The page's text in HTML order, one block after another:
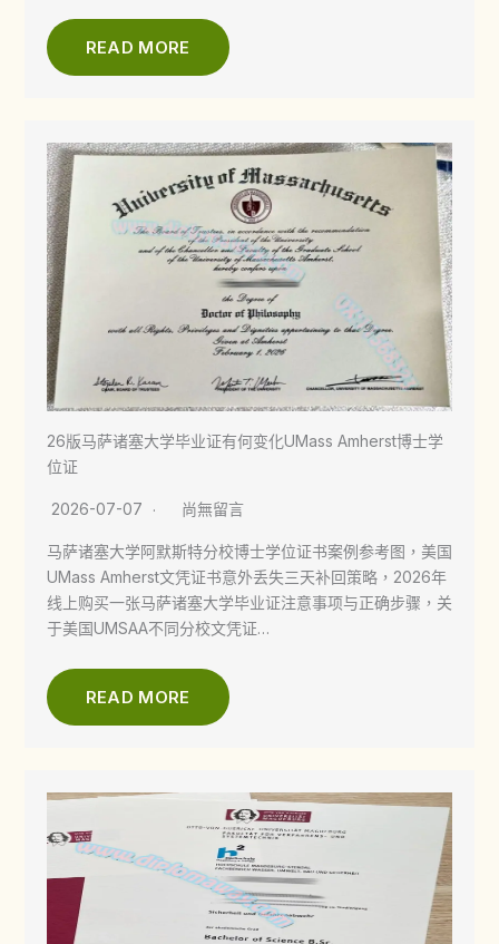
READ MORE
26版马萨诸塞大学毕业证有何变化UMass Amherst博士学
位证
2026-07-07 尚無留言
马萨诸塞大学阿默斯特分校博士学位证书案例参考图，美国
UMass Amherst文凭证书意外丢失三天补回策略，2026年
线上购买一张马萨诸塞大学毕业证注意事项与正确步骤，关
于美国UMSAA不同分校文凭证…
READ MORE